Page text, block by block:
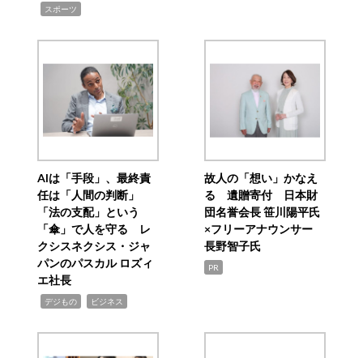
スポーツ
AIは「手段」、最終責
任は「人間の判断」
「法の支配」という
「傘」で人を守る レ
クシスネクシス・ジャ
パンのパスカル ロズィ
エ社長
デジもの ビジネス
故人の「想い」かなえ
る 遺贈寄付 日本財
団名誉会長 笹川陽平氏
×フリーアナウンサー
長野智子氏
PR